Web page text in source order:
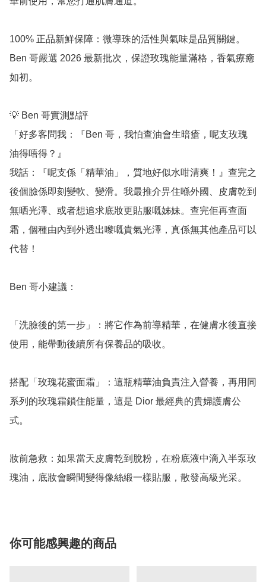
100% 正品新鮮保障：微導珠的活性與氣味是品質關鍵。
Ben 哥嚴選 2026 最新批次，保證玫瑰能量滿格，香氣療癒
如初。
💡 Ben 哥實測點評
「好多客問我：『Ben 哥，我怕查油會生暗瘡，呢支玫瑰
油得唔得？』
我話：『呢支係「精華油」，質地好似水咁清爽！』查完之
後個臉係即刻變軟、變滑。我最推介畀住喺外國、皮膚乾到
無晒光澤、或者想追求底妝更貼服嘅姊妹。查完佢再查面
霜，個種由內到外透出嚟嘅貴氣光澤，真係無其他產品可以
代替！
Ben 哥小建議：
「洗臉後的第一步」：將它作為前導精華，在健膚水後直接
使用，能帶動後續所有保養品的吸收。
搭配「玫瑰花蜜面霜」：這瓶精華油負責注入營養，再用同
系列的玫瑰霜鎖住能量，這是 Dior 最經典的貴婦護膚公
式。
妝前急救：如果當天皮膚乾到脫粉，在粉底液中滴入半泵玫
瑰油，底妝會瞬間變得像絲緞一樣貼服，散發高級光采。
你可能感興趣的商品